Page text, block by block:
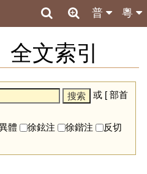
粵
普
全文索引
或 [ 部首
體 徐鉉注 徐鍇注
反切